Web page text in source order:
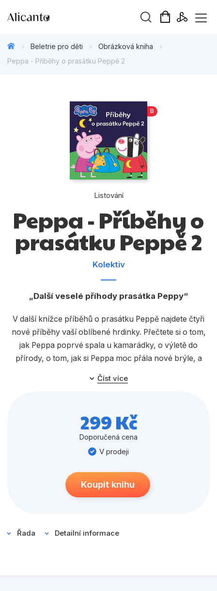
Připravujeme
Tipy redakce
Beletrie pro děti
Dárkové publikace
Dárkové zboží
Kalendáře
Komiks
Křížovky
Kuchařky
Populárně - naučná pro dospělé
Populárně - naučné pro děti
Příroda a zahrada
Společnost, politika
Výchova a pedagogika
Beletrie pro děti
Obrázková kniha
Peppa - Příběhy o prasátku Peppě 2
B
Listování
Peppa - Příběhy o
prasátku Peppě 2
Kolektiv
Další veselé příhody prasátka Peppy
V další knížce příběhů o prasátku Peppě najdete čtyři
nové příběhy vaší oblíbené hrdinky. Přečtete si o tom,
jak Peppa poprvé spala u kamarádky, o výletě do
přírody, o tom, jak si Peppa moc přála nové brýle, a
Číst více
299 Kč
Doporučená cena
V prodeji
Koupit knihu
Řada Detailní informace